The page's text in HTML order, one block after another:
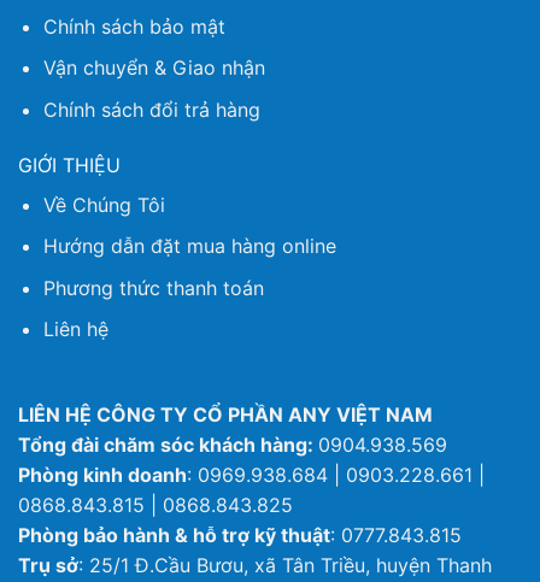
Chính sách bảo mật
Vận chuyển & Giao nhận
Chính sách đổi trả hàng
GIỚI THIỆU
Về Chúng Tôi
Hướng dẫn đặt mua hàng online
Phương thức thanh toán
Liên hệ
LIÊN HỆ CÔNG TY CỔ PHẦN ANY VIỆT NAM
Tổng đài chăm sóc khách hàng: 0904.938.569
Phòng kinh doanh: 0969.938.684 | 0903.228.661 |
0868.843.815 | 0868.843.825
Phòng bảo hành & hỗ trợ kỹ thuật: 0777.843.815
Trụ sở: 25/1 Đ.Cầu Bươu, xã Tân Triều, huyện Thanh